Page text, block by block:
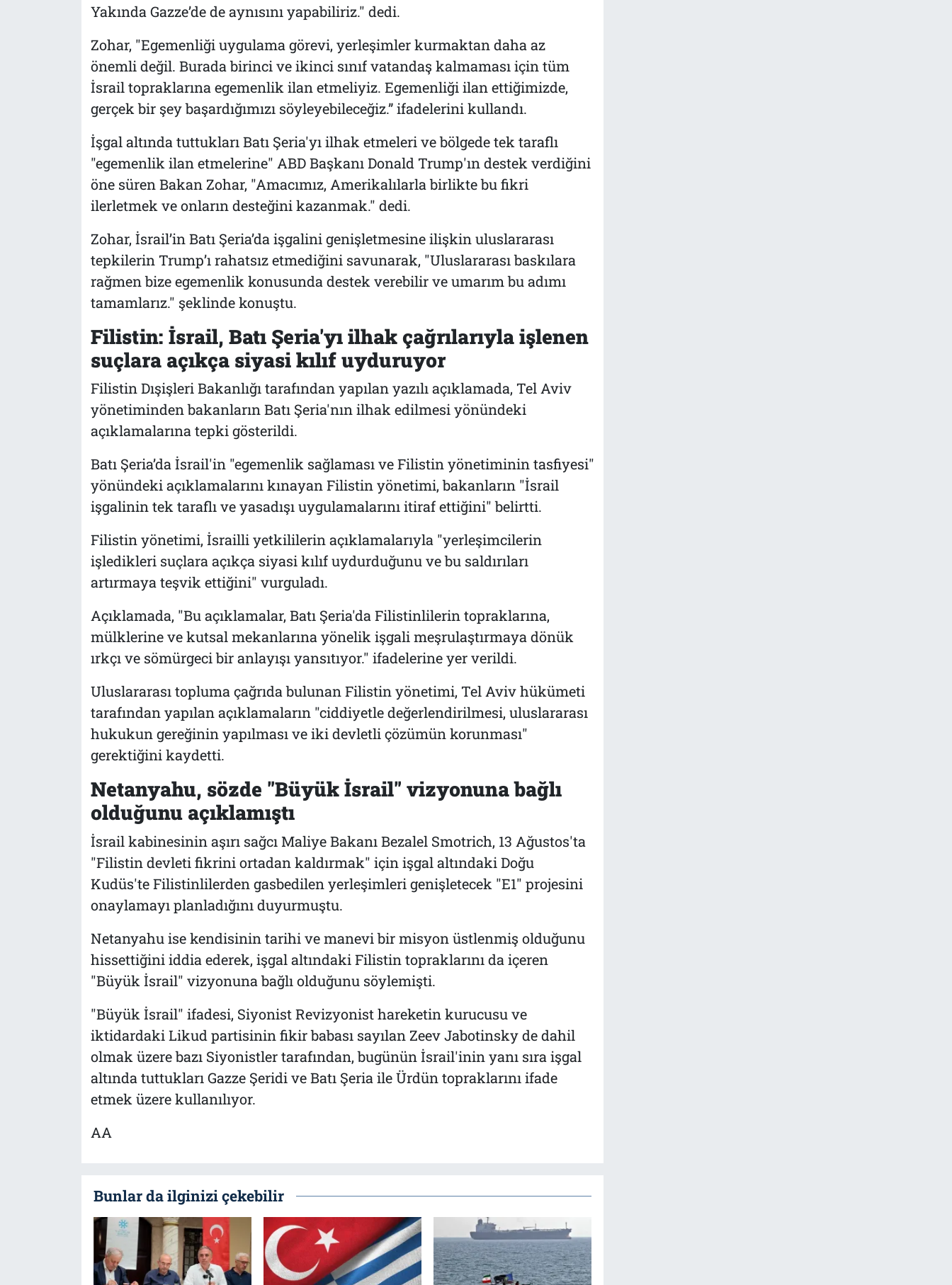
Yakında Gazze’de de aynısını yapabiliriz." dedi.
Zohar, "Egemenliği uygulama görevi, yerleşimler kurmaktan daha az
önemli değil. Burada birinci ve ikinci sınıf vatandaş kalmaması için tüm
İsrail topraklarına egemenlik ilan etmeliyiz. Egemenliği ilan ettiğimizde,
gerçek bir şey başardığımızı söyleyebileceğiz.” ifadelerini kullandı.
İşgal altında tuttukları Batı Şeria'yı ilhak etmeleri ve bölgede tek taraflı
"egemenlik ilan etmelerine" ABD Başkanı Donald Trump'ın destek verdiğini
öne süren Bakan Zohar, "Amacımız, Amerikalılarla birlikte bu fikri
ilerletmek ve onların desteğini kazanmak." dedi.
Zohar, İsrail’in Batı Şeria’da işgalini genişletmesine ilişkin uluslararası
tepkilerin Trump’ı rahatsız etmediğini savunarak, "Uluslararası baskılara
rağmen bize egemenlik konusunda destek verebilir ve umarım bu adımı
tamamlarız." şeklinde konuştu.
Filistin: İsrail, Batı Şeria'yı ilhak çağrılarıyla işlenen
suçlara açıkça siyasi kılıf uyduruyor
Filistin Dışişleri Bakanlığı tarafından yapılan yazılı açıklamada, Tel Aviv
yönetiminden bakanların Batı Şeria'nın ilhak edilmesi yönündeki
açıklamalarına tepki gösterildi.
Batı Şeria’da İsrail'in "egemenlik sağlaması ve Filistin yönetiminin tasfiyesi"
yönündeki açıklamalarını kınayan Filistin yönetimi, bakanların "İsrail
işgalinin tek taraflı ve yasadışı uygulamalarını itiraf ettiğini" belirtti.
Filistin yönetimi, İsrailli yetkililerin açıklamalarıyla "yerleşimcilerin
işledikleri suçlara açıkça siyasi kılıf uydurduğunu ve bu saldırıları
artırmaya teşvik ettiğini" vurguladı.
Açıklamada, "Bu açıklamalar, Batı Şeria'da Filistinlilerin topraklarına,
mülklerine ve kutsal mekanlarına yönelik işgali meşrulaştırmaya dönük
ırkçı ve sömürgeci bir anlayışı yansıtıyor." ifadelerine yer verildi.
Uluslararası topluma çağrıda bulunan Filistin yönetimi, Tel Aviv hükümeti
tarafından yapılan açıklamaların "ciddiyetle değerlendirilmesi, uluslararası
hukukun gereğinin yapılması ve iki devletli çözümün korunması"
gerektiğini kaydetti.
Netanyahu, sözde "Büyük İsrail" vizyonuna bağlı
olduğunu açıklamıştı
İsrail kabinesinin aşırı sağcı Maliye Bakanı Bezalel Smotrich, 13 Ağustos'ta
"Filistin devleti fikrini ortadan kaldırmak" için işgal altındaki Doğu
Kudüs'te Filistinlilerden gasbedilen yerleşimleri genişletecek "E1" projesini
onaylamayı planladığını duyurmuştu.
Netanyahu ise kendisinin tarihi ve manevi bir misyon üstlenmiş olduğunu
hissettiğini iddia ederek, işgal altındaki Filistin topraklarını da içeren
"Büyük İsrail" vizyonuna bağlı olduğunu söylemişti.
"Büyük İsrail" ifadesi, Siyonist Revizyonist hareketin kurucusu ve
iktidardaki Likud partisinin fikir babası sayılan Zeev Jabotinsky de dahil
olmak üzere bazı Siyonistler tarafından, bugünün İsrail'inin yanı sıra işgal
altında tuttukları Gazze Şeridi ve Batı Şeria ile Ürdün topraklarını ifade
etmek üzere kullanılıyor.
AA
Bunlar da ilginizi çekebilir